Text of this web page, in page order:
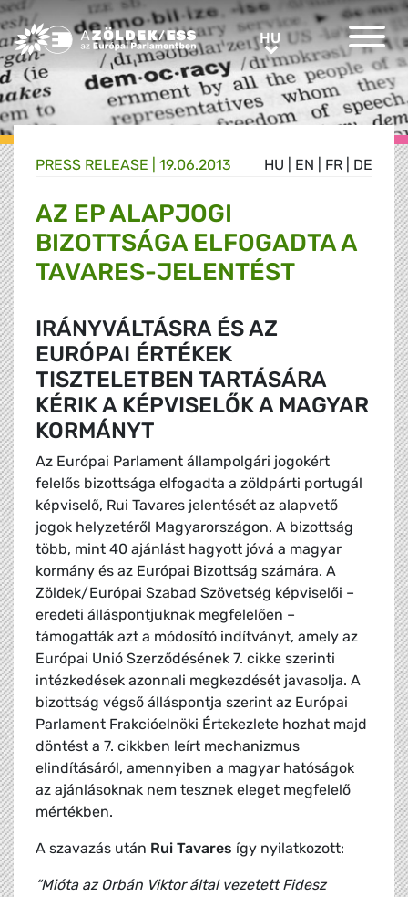
Greens/EFA Home HUHU
HU EN FR DE
PRESS RELEASE | 19.06.2013
AZ EP ALAPJOGI
BIZOTTSÁGA ELFOGADTA A
TAVARES-JELENTÉST
IRÁNYVÁLTÁSRA ÉS AZ
EURÓPAI ÉRTÉKEK
TISZTELETBEN TARTÁSÁRA
KÉRIK A KÉPVISELŐK A MAGYAR
KORMÁNYT
Az Európai Parlament állampolgári jogokért
felelős bizottsága elfogadta a zöldpárti portugál
képviselő, Rui Tavares jelentését az alapvető
jogok helyzetéről Magyarországon. A bizottság
több, mint 40 ajánlást hagyott jóvá a magyar
kormány és az Európai Bizottság számára. A
Zöldek/Európai Szabad Szövetség képviselői –
eredeti álláspontjuknak megfelelően –
támogatták azt a módosító indítványt, amely az
Európai Unió Szerződésének 7. cikke szerinti
intézkedések azonnali megkezdését javasolja. A
bizottság végső álláspontja szerint az Európai
Parlament Frakcióelnöki Értekezlete hozhat majd
döntést a 7. cikkben leírt mechanizmus
elindításáról, amennyiben a magyar hatóságok
az ajánlásoknak nem tesznek eleget megfelelő
mértékben.
A szavazás után Rui Tavares így nyilatkozott:
“Mióta az Orbán Viktor által vezetett Fidesz